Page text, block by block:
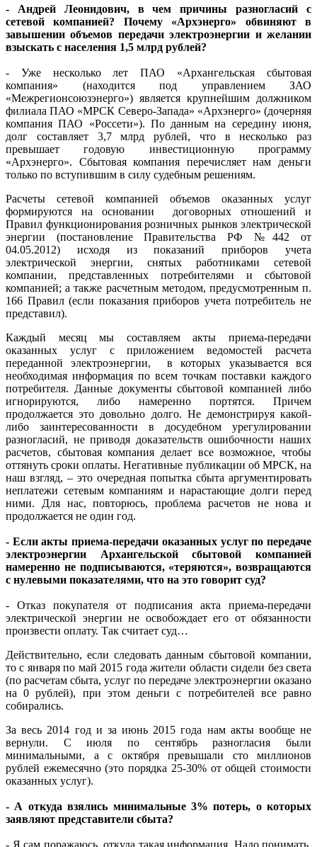
- Андрей Леонидович, в чем причины разногласий с
сетевой компанией? Почему «Архэнерго» обвиняют в
завышении объемов передачи электроэнергии и желании
взыскать с населения 1,5 млрд рублей?
- Уже несколько лет ПАО «Архангельская сбытовая
компания» (находится под управлением ЗАО
«Межрегионсоюзэнерго») является крупнейшим должником
филиала ПАО «МРСК Северо-Запада» «Архэнерго» (дочерняя
компания ПАО «Россети»). По данным на середину июня,
долг составляет 3,7 млрд рублей, что в несколько раз
превышает годовую инвестиционную программу
«Архэнерго». Сбытовая компания перечисляет нам деньги
только по вступившим в силу судебным решениям.
Расчеты сетевой компанией объемов оказанных услуг
формируются на основании договорных отношений и
Правил функционирования розничных рынков электрической
энергии (постановление Правительства РФ №442 от
04.05.2012) исходя из показаний приборов учета
электрической энергии, снятых работниками сетевой
компании, представленных потребителями и сбытовой
компанией; а также расчетным методом, предусмотренным п.
166 Правил (если показания приборов учета потребитель не
представил).
Каждый месяц мы составляем акты приема-передачи
оказанных услуг с приложением ведомостей расчета
переданной электроэнергии, в которых указывается вся
необходимая информация по всем точкам поставки каждого
потребителя. Данные документы сбытовой компанией либо
игнорируются, либо намеренно портятся. Причем
продолжается это довольно долго. Не демонстрируя какой-
либо заинтересованности в досудебном урегулировании
разногласий, не приводя доказательств ошибочности наших
расчетов, сбытовая компания делает все возможное, чтобы
оттянуть сроки оплаты. Негативные публикации об МРСК, на
наш взгляд, – это очередная попытка сбыта аргументировать
неплатежи сетевым компаниям и нарастающие долги перед
ними. Для нас, повторюсь, проблема расчетов не нова и
продолжается не один год.
- Если акты приема-передачи оказанных услуг по передаче
электроэнергии Архангельской сбытовой компанией
намеренно не подписываются, «теряются», возвращаются
с нулевыми показателями, что на это говорит суд?
- Отказ покупателя от подписания акта приема-передачи
электрической энергии не освобождает его от обязанности
произвести оплату. Так считает суд…
Действительно, если следовать данным сбытовой компании,
то с января по май 2015 года жители области сидели без света
(по расчетам сбыта, услуг по передаче электроэнергии оказано
на 0 рублей), при этом деньги с потребителей все равно
собирались.
За весь 2014 год и за июнь 2015 года нам акты вообще не
вернули. С июля по сентябрь разногласия были
минимальными, а с октября превышали сто миллионов
рублей ежемесячно (это порядка 25-30% от общей стоимости
оказанных услуг).
- А откуда взялись минимальные 3% потерь, о которых
заявляют представители сбыта?
- Я сам поражаюсь, откуда такая информация. Надо понимать,